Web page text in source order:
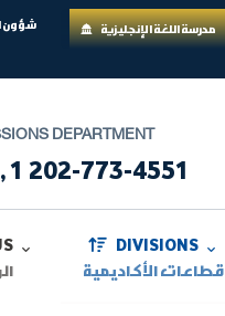
شؤون مدرسة اللغة الإنجليزية
DEPARTMENT
1 202-773-4551
DIVISIONS
قطاعات الأكاديمية